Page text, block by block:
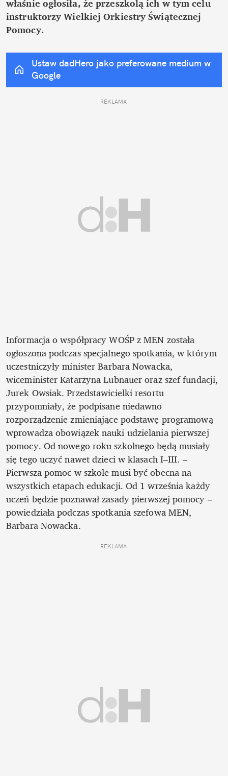
właśnie ogłosiła, że przeszkolą ich w tym celu
instruktorzy Wielkiej Orkiestry Świątecznej
Pomocy.
Ustaw dadHero jako preferowane medium w
Google
REKLAMA
Informacja o współpracy WOŚP z MEN została
ogłoszona podczas specjalnego spotkania, w którym
uczestniczyły minister Barbara Nowacka,
wiceminister Katarzyna Lubnauer oraz szef fundacji,
Jurek Owsiak. Przedstawicielki resortu
przypomniały, że podpisane niedawno
rozporządzenie zmieniające podstawę programową
wprowadza obowiązek nauki udzielania pierwszej
pomocy. Od nowego roku szkolnego będą musiały
się tego uczyć nawet dzieci w klasach I–III. –
Pierwsza pomoc w szkole musi być obecna na
wszystkich etapach edukacji. Od 1 września każdy
uczeń będzie poznawał zasady pierwszej pomocy –
powiedziała podczas spotkania szefowa MEN,
Barbara Nowacka.
REKLAMA